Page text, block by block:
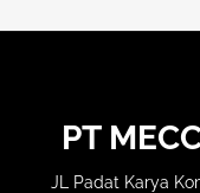
PT
JL Padat Karya